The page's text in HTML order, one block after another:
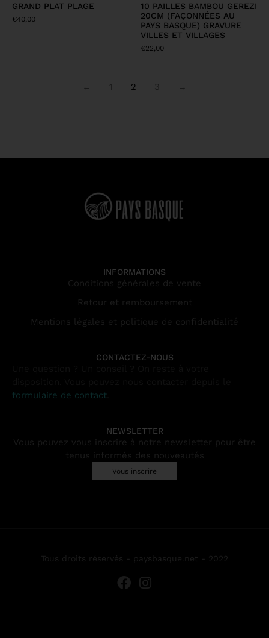
GRAND PLAT PLAGE
€40,00
10 PAILLES BAMBOU GEREZI
20CM (FAÇONNÉES AU
PAYS BASQUE) GRAVURE
VILLES ET VILLAGES
€22,00
← 1 2 3 →
INFORMATIONS
Conditions générales de vente
Retour et remboursement
Mentions légales et politique de confidentialité
CONTACTEZ-NOUS
formulaire de contact
NEWSLETTER
Vous pouvez vous inscrire à notre newsletter pour être
tenus informés des nouveautés
Vous inscrire
Tous droits réservés - paysbasque.net - 2022